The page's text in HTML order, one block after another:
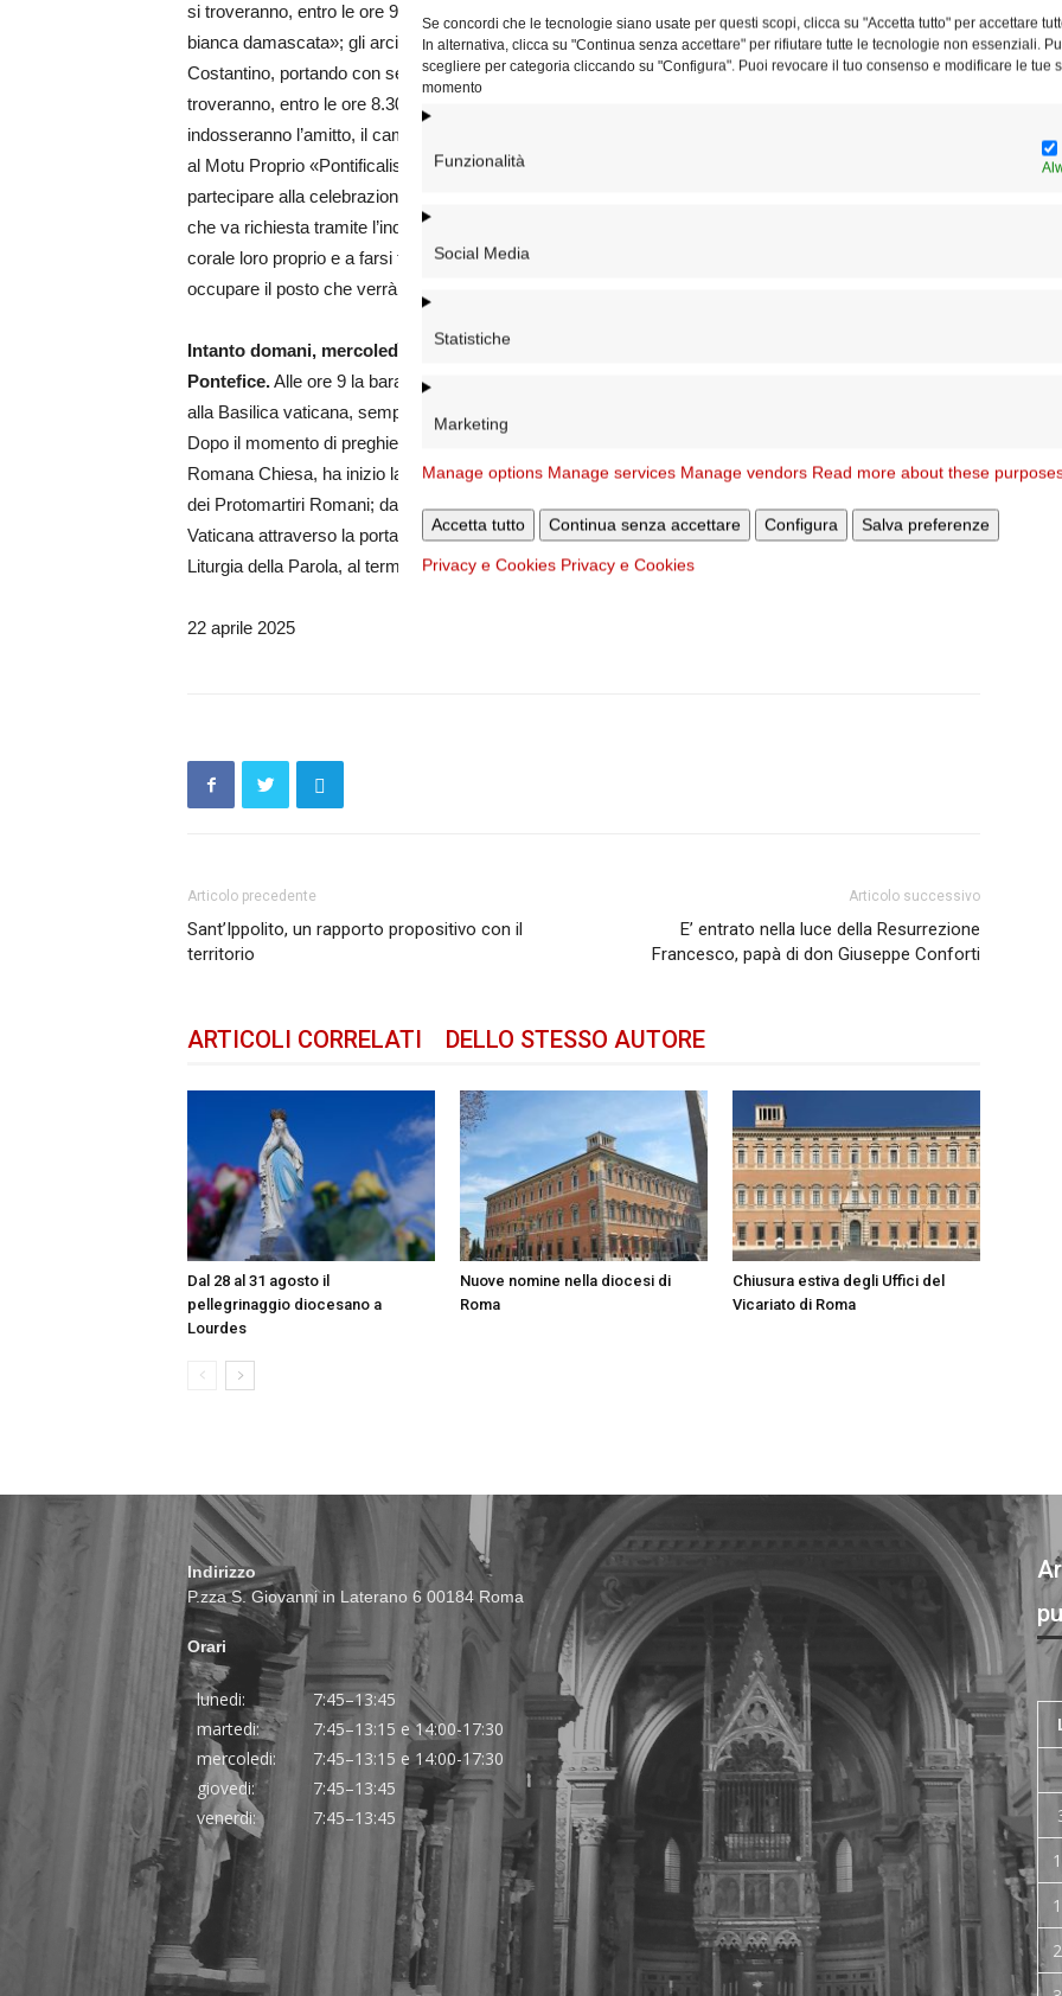
Se concordi che le tecnologie siano usate per questi scopi, clicca su "Accetta tutto" per accettare
In alternativa, clicca su "Continua senza accettare" per rifiutare tutte le tecnologie non essenziali.
scegliere per categoria cliccando su "Configura". Puoi revocare il tuo consenso e modificare le tue
momento
Funzionalità
Social Media
Statistiche
Marketing
Manage options Manage services Manage vendors Read more about these
Accetta tutto Continua senza accettare Configura Salva preferenze
Privacy e Cookies Privacy e Cookies
si troveranno, entro le ore 9.00, nella Cappella di San Sebastiano in Basilica, portando con sé la mitra
bianca damascata»; gli arcivescovi e i vescovi, «che si troveranno, entro le ore 8.30, al Braccio di
Costantino, portando con sé amitto, camice, cingolo e mitra bianca semplice»; i presbiteri,« che si
troveranno, entro le ore 8.30, direttamente nel settore loro riservato in Piazza San Pietro, dove
indosseranno l’amitto, il camice, il cingolo e la stola rossa che avranno portato con sé». In conformità
al Motu Proprio «Pontificalis Domus»,i componenti della Cappella Pontificia
partecipare alla celebrazione liturgica senza concelebrare, dovranno essere muniti della Notificazione
che va richiesta tramite l’indirizzo e-mail: celebrazioni@celebra.va. Tutti sono tenuti a indossare l’abito
corale loro proprio e a farsi trovare sul sagrato della Basilica di San Pietro entro le ore 9.00, al fine di
occupare il posto che verrà loro indicato dai cerimonieri pontifici.
Intanto domani, mercoledì 23 aprile, si terrà la traslazione in San Pietro della salma del
Pontefice.Alle ore 9 la bara con il defunto sarà portata dalla Cappella della Domus Sanctæ Marthæ
alla Basilica vaticana, sempre secondo quanto previsto nell’Ordo Exsequiarum Romani Pontificis.
Dopo il momento di preghiera, presieduto dal cardinale Kevin Joseph Farrell, camerlengo di Santa
Romana Chiesa, ha inizio la traslazione. La processione percorrerà la Piazza Santa Marta e la Piazza
dei Protomartiri Romani; dall’Arco delle Campane uscirà in Piazza San Pietro ed entrerà nella Basilica
Vaticana attraverso la porta centrale. Presso l’altare della Confessione il camerlengo presiederà la
Liturgia della Parola, al termine della quale avranno inizio le visite alla salma di Papa Francesco.
22 aprile 2025
Articolo precedente
Sant’Ippolito, un rapporto propositivo con il
territorio
Articolo successivo
E’ entrato nella luce della Resurrezione
Francesco, papà di don Giuseppe Conforti
ARTICOLI CORRELATI DELLO STESSO AUTORE
Dal 28 al 31 agosto il
pellegrinaggio diocesano a
Lourdes
Nuove nomine nella diocesi di
Roma
Chiusura estiva degli Uffici del
Vicariato di Roma
Indirizzo
P.zza S. Giovanni in Laterano 6 00184 Roma
Orari
lunedi:
7:45–13:45
martedi:
7:45–13:15 e 14:00-17:30
mercoledi:
7:45–13:15 e 14:00-17:30
giovedi:
7:45–13:45
venerdi:
7:45–13:45